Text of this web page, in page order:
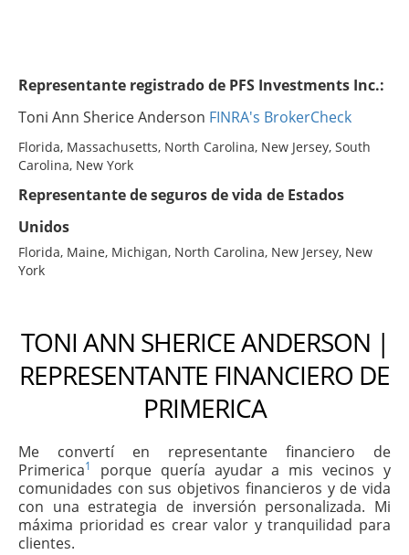
Representante registrado de PFS Investments Inc.:
Toni Ann Sherice Anderson FINRA's BrokerCheck
Florida, Massachusetts, North Carolina, New Jersey, South
Carolina, New York
Representante de seguros de vida de Estados
Unidos
Florida, Maine, Michigan, North Carolina, New Jersey, New
York
TONI ANN SHERICE ANDERSON |
REPRESENTANTE FINANCIERO DE
PRIMERICA
Me convertí en representante financiero de
Primerica1
porque quería ayudar a mis vecinos y
comunidades con sus objetivos financieros y de vida
con una estrategia de inversión personalizada. Mi
máxima prioridad es crear valor y tranquilidad para
clientes.